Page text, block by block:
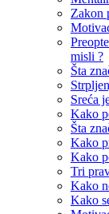
Zakon
misli ?
Šta
Sreća
Kako
Šta
Kako
Kako
Tri
Kako
Kako